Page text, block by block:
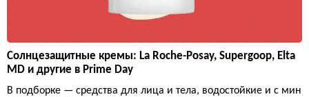
Солнцезащитные кремы: La Roche-Posay, Supergoop, Elta
MD и другие в Prime Day
В подборке — средства для лица и тела, водостойкие и с мин